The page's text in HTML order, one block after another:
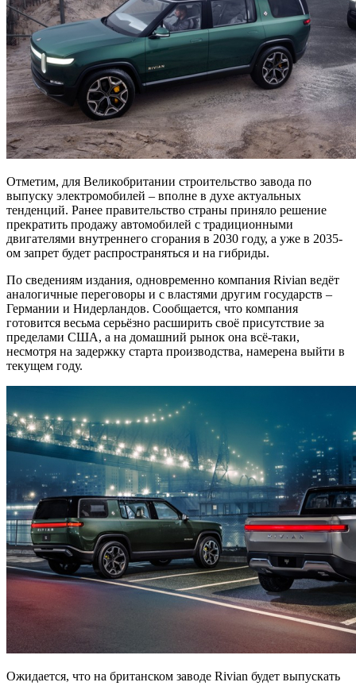
Отметим, для Великобритании строительство завода по
выпуску электромобилей – вполне в духе актуальных
тенденций. Ранее правительство страны приняло решение
прекратить продажу автомобилей с традиционными
двигателями внутреннего сгорания в 2030 году, а уже в 2035-
ом запрет будет распространяться и на гибриды.
По сведениям издания, одновременно компания Rivian ведёт
аналогичные переговоры и с властями другим государств –
Германии и Нидерландов. Сообщается, что компания
готовится весьма серьёзно расширить своё присутствие за
пределами США, а на домашний рынок она всё-таки,
несмотря на задержку старта производства, намерена выйти в
текущем году.
Ожидается, что на британском заводе Rivian будет выпускать